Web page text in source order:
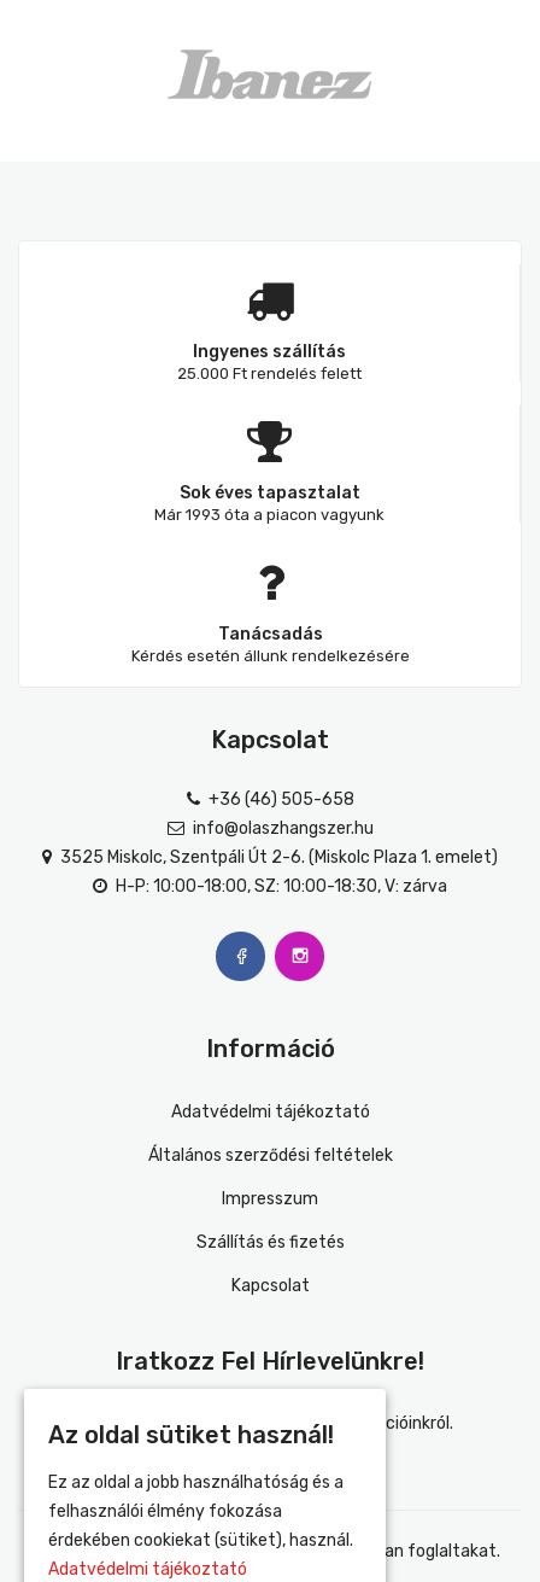
Ingyenes szállítás
25.000 Ft rendelés felett
Sok éves tapasztalat
Már 1993 óta a piacon vagyunk
Tanácsadás
Kérdés esetén állunk rendelkezésére
Kapcsolat
+36 (46) 505-658
info@olaszhangszer.hu
3525 Miskolc, Szentpáli Út 2-6. (Miskolc Plaza 1. emelet)
H-P: 10:00-18:00, SZ: 10:00-18:30, V: zárva
Információ
Adatvédelmi tájékoztató
Általános szerződési feltételek
Impresszum
Szállítás és fizetés
Kapcsolat
Iratkozz Fel Hírlevelünkre!
Értesülj elsőként újdonságainkról és akcióinkról.
Elfogadom az adatvédelmi tájékoztatóban foglaltakat.
Az oldal sütiket használ!
Ez az oldal a jobb használhatóság és a
felhasználói élmény fokozása
érdekében cookiekat (sütiket), használ.
Adatvédelmi tájékoztató